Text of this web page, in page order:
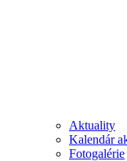
Aktuality
Kalendár
Fotogalérie